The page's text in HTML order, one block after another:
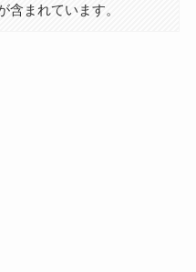
含まれています。